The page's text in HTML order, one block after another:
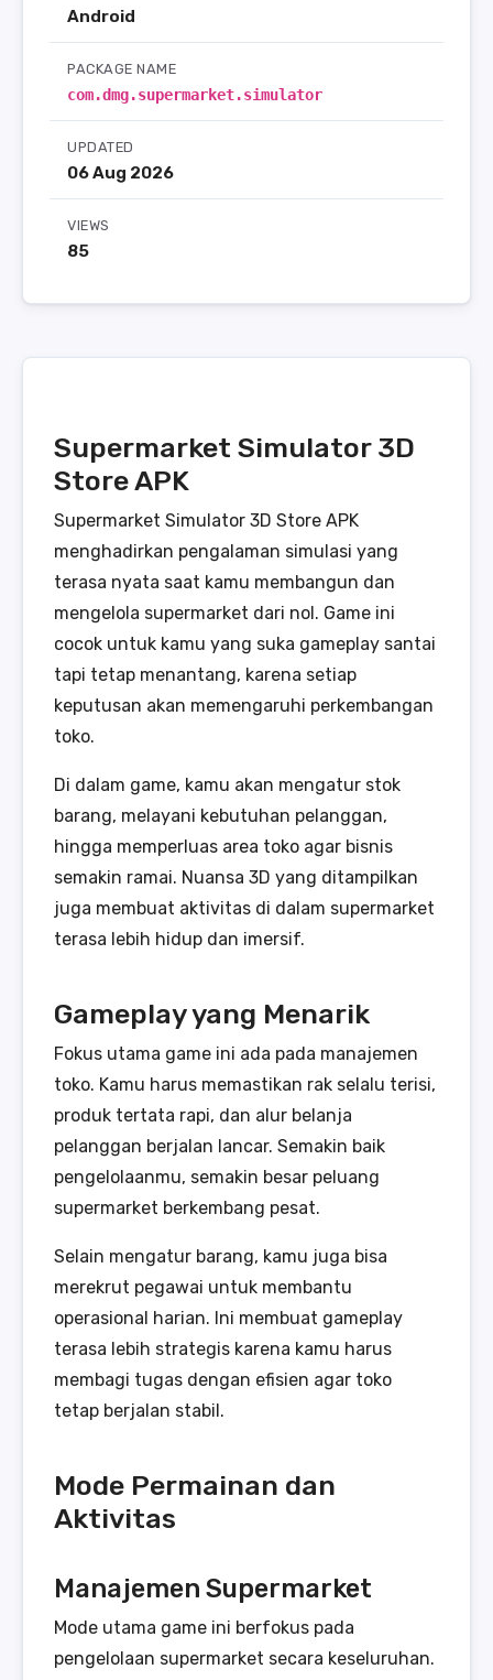
Android
PACKAGE NAME
com.dmg.supermarket.simulator
UPDATED
06 Aug 2026
VIEWS
85
Supermarket Simulator 3D
Store APK
Supermarket Simulator 3D Store APK
menghadirkan pengalaman simulasi yang
terasa nyata saat kamu membangun dan
mengelola supermarket dari nol. Game ini
cocok untuk kamu yang suka gameplay santai
tapi tetap menantang, karena setiap
keputusan akan memengaruhi perkembangan
toko.
Di dalam game, kamu akan mengatur stok
barang, melayani kebutuhan pelanggan,
hingga memperluas area toko agar bisnis
semakin ramai. Nuansa 3D yang ditampilkan
juga membuat aktivitas di dalam supermarket
terasa lebih hidup dan imersif.
Gameplay yang Menarik
Fokus utama game ini ada pada manajemen
toko. Kamu harus memastikan rak selalu terisi,
produk tertata rapi, dan alur belanja
pelanggan berjalan lancar. Semakin baik
pengelolaanmu, semakin besar peluang
supermarket berkembang pesat.
Selain mengatur barang, kamu juga bisa
merekrut pegawai untuk membantu
operasional harian. Ini membuat gameplay
terasa lebih strategis karena kamu harus
membagi tugas dengan efisien agar toko
tetap berjalan stabil.
Mode Permainan dan
Aktivitas
Manajemen Supermarket
Mode utama game ini berfokus pada
pengelolaan supermarket secara keseluruhan.